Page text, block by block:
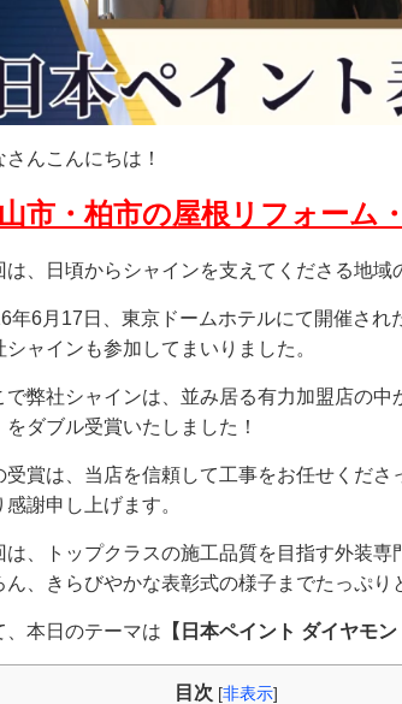
さんこんにちは！
市・柏市の屋根リフォーム
は、日頃からシャインを支えてくださる地域
年6月17日、東京ドームホテルにて開催され
シャインも参加してまいりました。
で弊社シャインは、並み居る有力加盟店の中
をダブル受賞いたしました！
受賞は、当店を信頼して工事をお任せくだ
感謝申し上げます。
は、トップクラスの施工品質を目指す外装
ん、きらびやかな表彰式の様子までたっぷり
、本日のテーマは 【日本ペイント ダイヤモ
目次 [非表示]